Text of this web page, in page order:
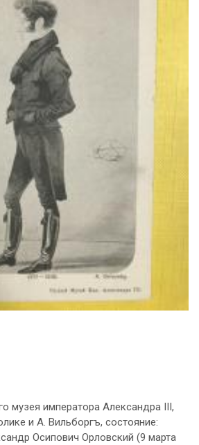
музея императора Александра III,
и А. Вильборгъ, состояние:
Осипович Орловский (9 марта